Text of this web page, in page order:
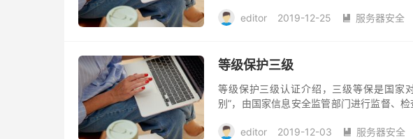
editor
2019-12-25  服务器安全
等级保护三级
等级保护三级认证介绍，三级等保是国家
别”，由国家信息安全监管部门进行监督、
共涉及测评分类73类
editor 2019-12-03  服务器安全